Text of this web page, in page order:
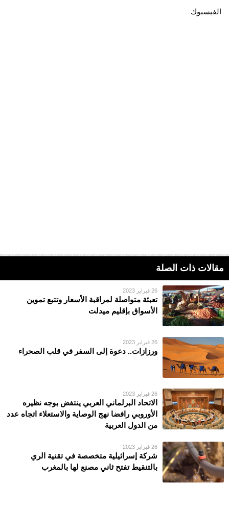
الفيسبوك
مقالات ذات الصلة
26 فبراير 2023
تعبئة متواصلة لمراقبة الأسعار وتتبع تموين
الأسواق بإقليم ميدلت
26 فبراير 2023
ورزازات.. دعوة إلى السفر في قلب الصحراء
26 فبراير 2023
الاتحاد البرلماني العربي ينتفض بوجه نظيره
الأوروبي رافضا نهج الوصاية والاستعلاء اتجاه عدد
من الدول العربية
26 فبراير 2023
شركة إسرائيلية متخصصة في تقنية الري
بالتنقيط تفتح ثاني مصنع لها بالمغرب